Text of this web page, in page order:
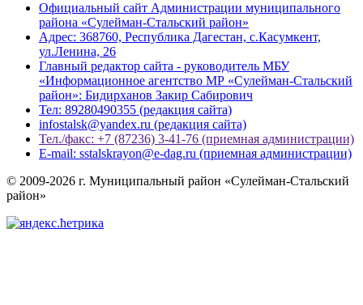
Официальный сайт Администрации муниципального
района «Сулейман-Стальский район»
Адрес: 368760, Республика Дагестан, с.Касумкент,
ул.Ленина, 26
Главный редактор сайта - руководитель МБУ
«Информационное агентство МР «Сулейман-Стальский
район»: Бидирханов Закир Сабирович
Тел: 89280490355 (редакция сайта)
infostalsk@yandex.ru (редакция сайта)
Тел./факс: +7 (87236) 3-41-76 (приемная администрации)
E-mail: sstalskrayon@e-dag.ru (приемная администрации)
© 2009-2026 г. Муниципальный район «Сулейман-Стальский
район»